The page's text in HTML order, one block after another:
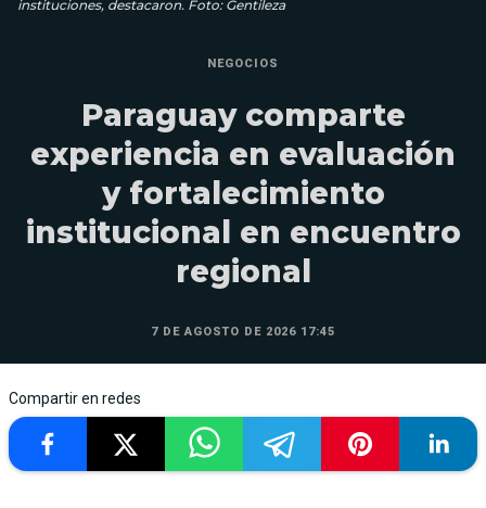
instituciones, destacaron. Foto: Gentileza
NEGOCIOS
Paraguay comparte
experiencia en evaluación
y fortalecimiento
institucional en encuentro
regional
7 DE AGOSTO DE 2026 17:45
Compartir en redes